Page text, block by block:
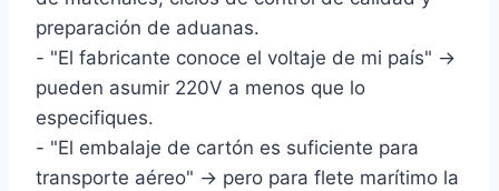
preparación de aduanas.
- "El fabricante conoce el voltaje de mi país" →
pueden asumir 220V a menos que lo
especifiques.
- "El embalaje de cartón es suficiente para
transporte aéreo" → pero para flete marítimo la